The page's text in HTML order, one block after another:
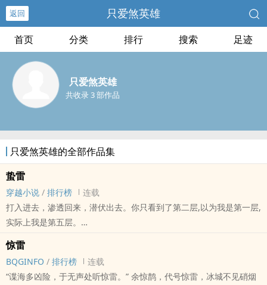
返回 只爱煞英雄
首页 分类 排行 搜索 足迹
只爱煞英雄
共收录 3 部作品
只爱煞英雄的全部作品集
蛰雷
穿越小说 / 排行榜
连载
打入进去，渗透回来，潜伏出去。你只看到了第二层,以为我是第一层,
实际上我是第五层。
书友群：578700671
惊雷
BQGINFO / 排行榜
连载
“谍海多凶险，于无声处听惊雷。” 余惊鹊，代号惊雷，冰城不见硝烟